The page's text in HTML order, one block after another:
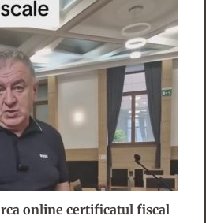
online certificatul fiscal